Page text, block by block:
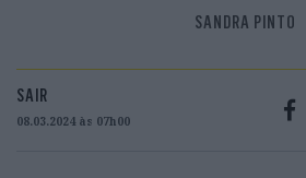
SANDRA PINTO
SAIR
08.03.2024 às 07h00